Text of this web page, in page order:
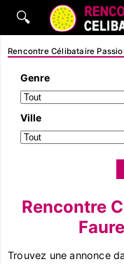
🔍
Rencontre Célibataire
Genre
Ville
Rencontre
Trouvez une annonce